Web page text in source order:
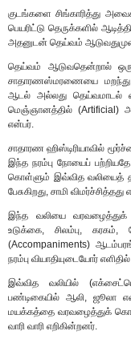
குடங்களை சிங்காரித்து
பெயரிட்டு தெருக்களில்
அதனுடன் தெய்வம்
தெய்வம் ஆடுவதென்றால்
சாதாரணஸ்மரணையை மறந்து,
ஆடல் அல்லது தெய்வமாடல்
மெஞ்ஞானத்தில் (Artificial)
என்பர்.
சாதாரண ஹிஸ்டிரியாவில்
இந்த நரம்பு நோயைப்
கொள்ளும் இவ்வித வலியைத்
பேசுகிறது, சாமி
இந்த வலியை
உடுக்கை, சிலம்பு,
(Accompaniments)
நரம்பு வியாதியுடையோர்
இவ்வித வலியில்
பண்டிகையில் ஆலி, ஜூலா
மயக்கத்தை வரவழைத்துக்
வாரி வாரி எறிகின்றனர்.